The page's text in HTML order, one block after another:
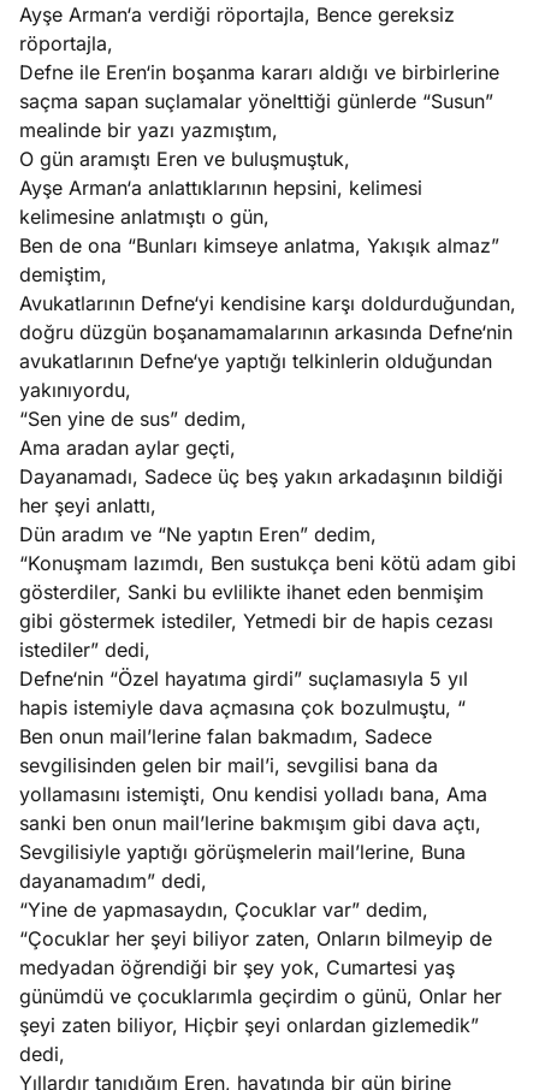
Ayşe Arman‘a verdiği röportajla, Bence gereksiz
röportajla,
Defne ile Eren‘in boşanma kararı aldığı ve birbirlerine
saçma sapan suçlamalar yönelttiği günlerde “Susun”
mealinde bir yazı yazmıştım,
O gün aramıştı Eren ve buluşmuştuk,
Ayşe Arman‘a anlattıklarının hepsini, kelimesi
kelimesine anlatmıştı o gün,
Ben de ona “Bunları kimseye anlatma, Yakışık almaz”
demiştim,
Avukatlarının Defne‘yi kendisine karşı doldurduğundan,
doğru düzgün boşanamamalarının arkasında Defne‘nin
avukatlarının Defne‘ye yaptığı telkinlerin olduğundan
yakınıyordu,
“Sen yine de sus” dedim,
Ama aradan aylar geçti,
Dayanamadı, Sadece üç beş yakın arkadaşının bildiği
her şeyi anlattı,
Dün aradım ve “Ne yaptın Eren” dedim,
“Konuşmam lazımdı, Ben sustukça beni kötü adam gibi
gösterdiler, Sanki bu evlilikte ihanet eden benmişim
gibi göstermek istediler, Yetmedi bir de hapis cezası
istediler” dedi,
Defne‘nin “Özel hayatıma girdi” suçlamasıyla 5 yıl
hapis istemiyle dava açmasına çok bozulmuştu, “
Ben onun mail’lerine falan bakmadım, Sadece
sevgilisinden gelen bir mail’i, sevgilisi bana da
yollamasını istemişti, Onu kendisi yolladı bana, Ama
sanki ben onun mail’lerine bakmışım gibi dava açtı,
Sevgilisiyle yaptığı görüşmelerin mail’lerine, Buna
dayanamadım” dedi,
“Yine de yapmasaydın, Çocuklar var” dedim,
“Çocuklar her şeyi biliyor zaten, Onların bilmeyip de
medyadan öğrendiği bir şey yok, Cumartesi yaş
günümdü ve çocuklarımla geçirdim o günü, Onlar her
şeyi zaten biliyor, Hiçbir şeyi onlardan gizlemedik”
dedi,
Yıllardır tanıdığım Eren, hayatında bir gün birine